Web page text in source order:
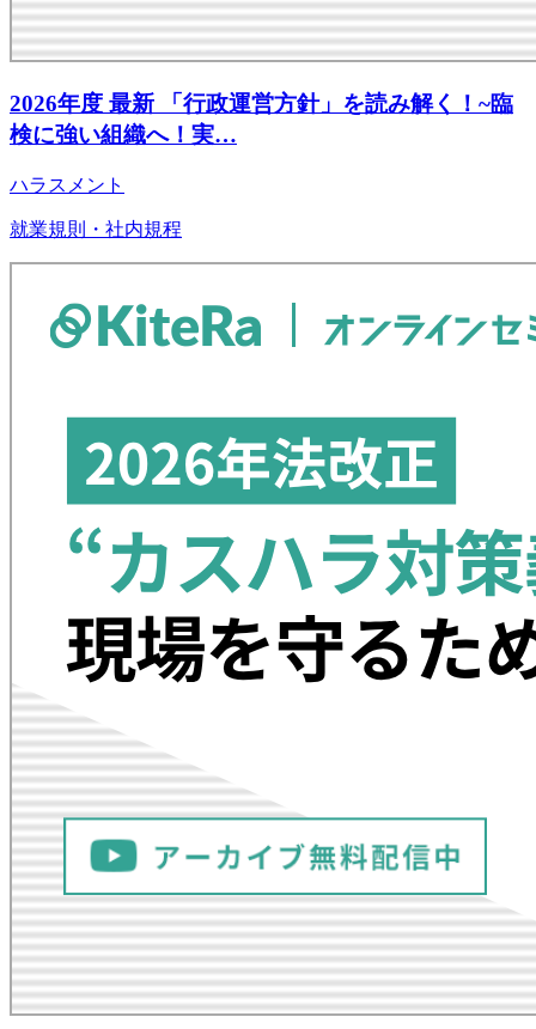
2026年度 最新 「行政運営方針」を読み解く！~臨
検に強い組織へ！実…
ハラスメント
就業規則・社内規程